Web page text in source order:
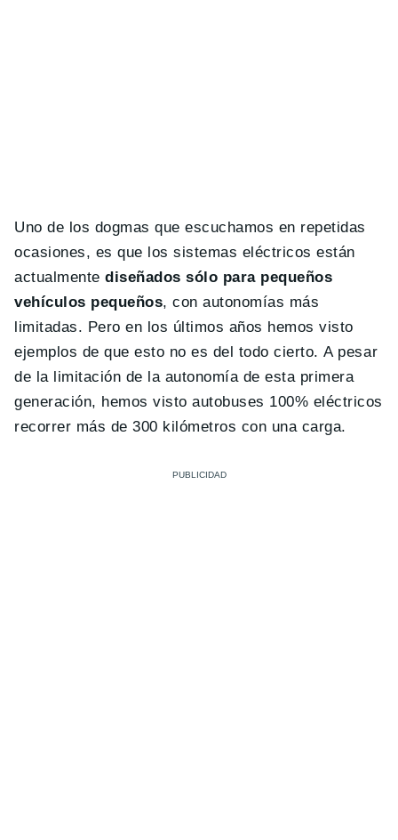
Uno de los dogmas que escuchamos en repetidas
ocasiones, es que los sistemas eléctricos están
actualmentediseñados sólo para pequeños
vehículos pequeños, con autonomías más
limitadas. Pero en los últimos años hemos visto
ejemplos de que esto no es del todo cierto. A pesar
de la limitación de la autonomía de esta primera
generación, hemos visto autobuses 100% eléctricos
recorrer más de 300 kilómetros con una carga.